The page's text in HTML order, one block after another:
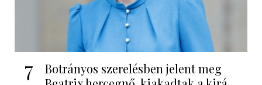
7
Botrányos szerelésben jelent meg